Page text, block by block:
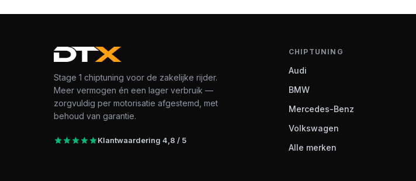
Stage 1 chiptuning voor de zakelijke rijder.
Meer vermogen én een lager verbruik —
zorgvuldig per motorisatie afgestemd, met
behoud van garantie.
Klantwaardering 4,8 / 5
CHIPTUNING
Audi
BMW
Mercedes-Benz
Volkswagen
Alle merken